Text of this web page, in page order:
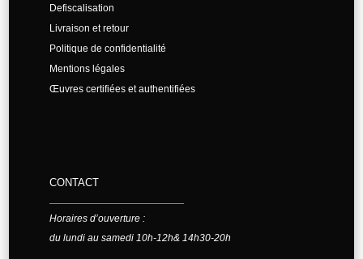
Defiscalisation
Livraison et retour
Politique de confidentialité
Mentions légales
Œuvres certifiées et authentifiées
CONTACT
Horaires d’ouverture :
du lundi au samedi 10h-12h& 14h30-20h